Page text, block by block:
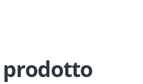
prodotto